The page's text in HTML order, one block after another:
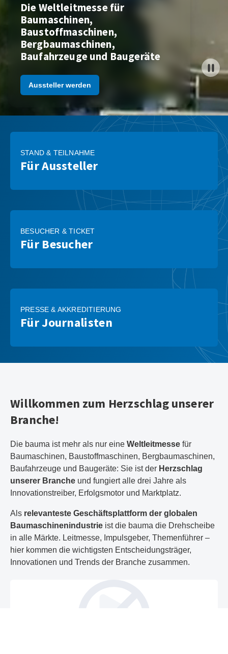
Die Weltleitmesse für
Baumaschinen,
Baustoffmaschinen,
Bergbaumaschinen,
Baufahrzeuge und Baugeräte
Aussteller werden
STAND & TEILNAHME
Für Aussteller
BESUCHER & TICKET
Für Besucher
PRESSE & AKKREDITIERUNG
Für Journalisten
Willkommen zum Herzschlag unserer
Branche!
Die bauma ist mehr als nur eine Weltleitmesse für
Baumaschinen, Baustoffmaschinen, Bergbaumaschinen,
Baufahrzeuge und Baugeräte: Sie ist der Herzschlag
unserer Branche und fungiert alle drei Jahre als
Innovationstreiber, Erfolgsmotor und Marktplatz.
Als relevanteste Geschäftsplattform der globalen
Baumaschinenindustrie ist die bauma die Drehscheibe
in alle Märkte. Leitmesse, Impulsgeber, Themenführer –
hier kommen die wichtigsten Entscheidungsträger,
Innovationen und Trends der Branche zusammen.